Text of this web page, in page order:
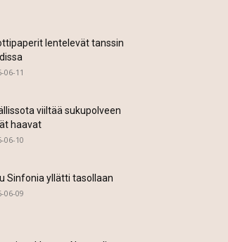
lentelevät tanssin
06-11
viiltää sukupolveen
haavat
06-10
Sinfonia yllätti tasollaan
06-09